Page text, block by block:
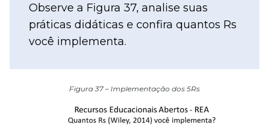
Observe a Figura 37, analise suas
práticas didáticas e confira quantos Rs
você implementa.
Figura 37 – Implementação dos 5Rs